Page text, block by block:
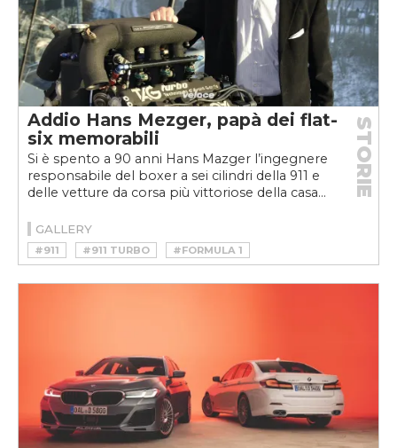
Addio Hans Mezger, papà dei flat-
six memorabili
Si è spento a 90 anni Hans Mazger l’ingegnere
responsabile del boxer a sei cilindri della 911 e
delle vetture da corsa più vittoriose della casa...
STORIE
GALLERY
#911 #911 TURBO
#FORMULA 1
#HANS MEZGER
#MEZGER
#PORSCHE
#PORSCHE 911
#PORSCHE 917